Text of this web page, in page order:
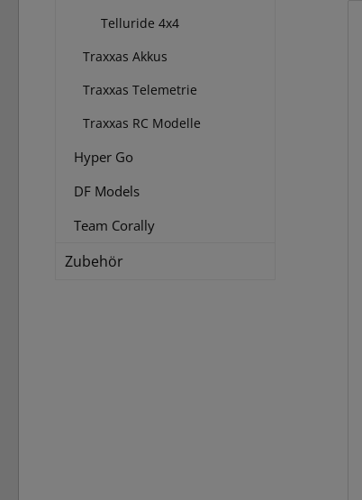
Telluride 4x4
Traxxas Akkus
Traxxas Telemetrie
Traxxas RC Modelle
Hyper Go
DF Models
Team Corally
Zubehör